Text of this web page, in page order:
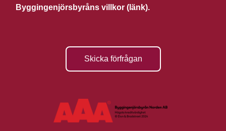
Byggingenjörsbyråns villkor (länk).
Skicka förfrågan